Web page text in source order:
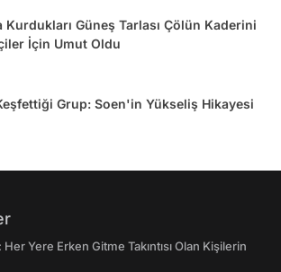
Kurdukları Güneş Tarlası Çölün Kaderini
İçin Umut Oldu
Grup: Soen'in Yükseliş Hikayesi
Her Yere Erken Gitme Takıntısı Olan Kişilerin